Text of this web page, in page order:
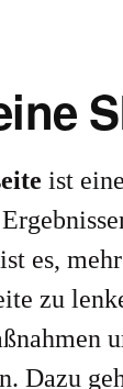
ist
es,
zu
Dazu